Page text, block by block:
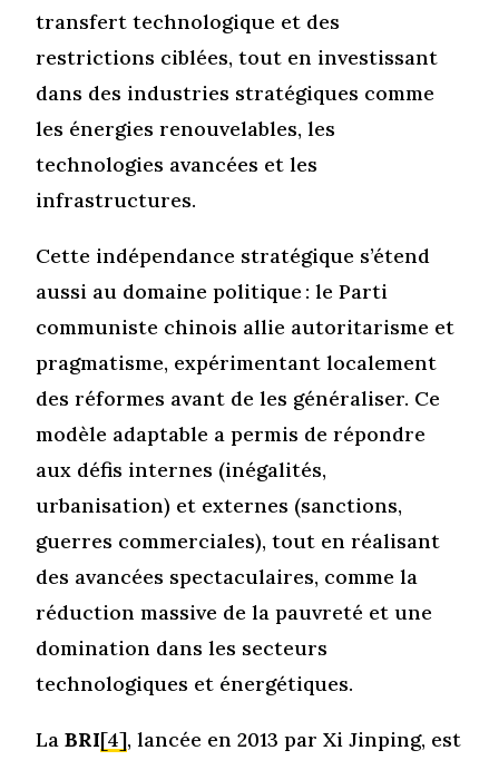
transfert technologique et des
restrictions ciblées, tout en investissant
dans des industries stratégiques comme
les énergies renouvelables, les
technologies avancées et les
infrastructures.
Cette indépendance stratégique s’étend
aussi au domaine politique : le Parti
communiste chinois allie autoritarisme et
pragmatisme, expérimentant localement
des réformes avant de les généraliser. Ce
modèle adaptable a permis de répondre
aux défis internes (inégalités,
urbanisation) et externes (sanctions,
guerres commerciales), tout en réalisant
des avancées spectaculaires, comme la
réduction massive de la pauvreté et une
domination dans les secteurs
technologiques et énergétiques.
LaBRI[4], lancée en 2013 par Xi Jinping, est